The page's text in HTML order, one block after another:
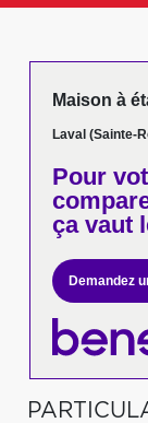
Maison à
Laval (Sainte-
Pour
ça vaut
Demandez